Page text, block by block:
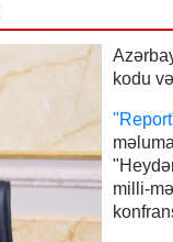
kodu
milli-